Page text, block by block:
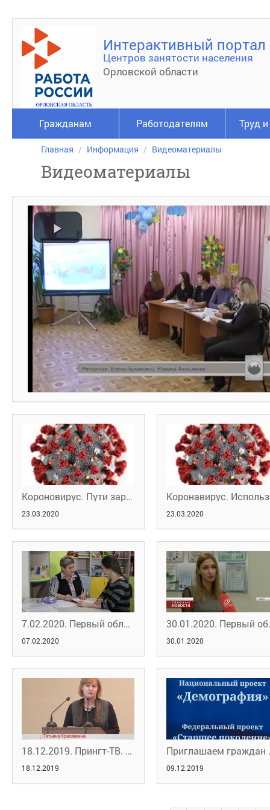
Интерактивный портал
Центров занятости населения
Орловской области
Гражданам Работодателям Труд
Главная Информация Видеоматериалы
Видеоматериалы
Короновирус. Пути заражения
23.03.2020 23.03.2020
7.02.2020. Первый областной. У орловских "предпенсионеров" появились новые возможности
07.02.2020
30.01.2020.
30.01.2020
18.12.2019. Прингт-ТВ. Программа "В нашей власти"
18.12.2019
Приглашаем
09.12.2019